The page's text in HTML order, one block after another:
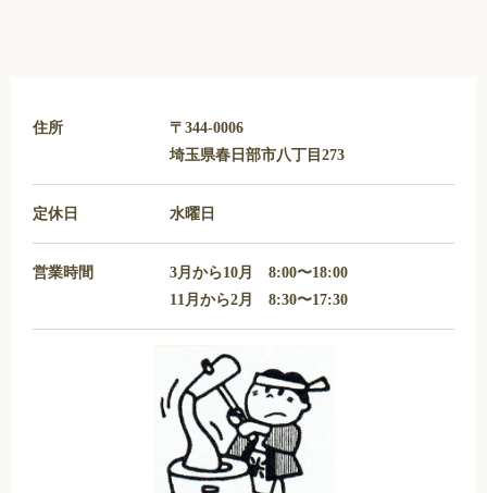
住所
〒344-0006
埼玉県春日部市八丁目273
定休日 水曜日
営業時間
3月から10月 8:00〜18:00
11月から2月 8:30〜17:30